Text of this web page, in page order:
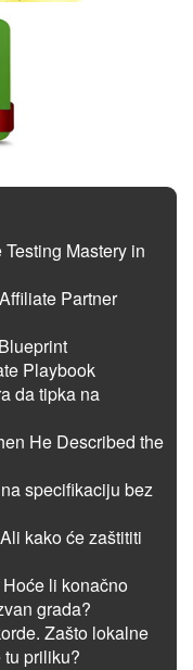
Mastery in
Partner
Playbook
da tipka na
He Described the
specifikaciju bez
kako će zaštititi
li konačno
grada?
Zašto lokalne
priliku?